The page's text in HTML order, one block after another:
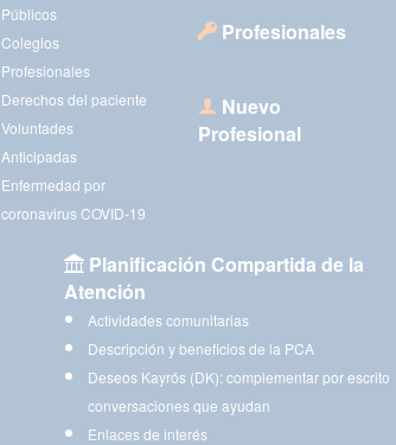
Públicos
Colegios
Profesionales
Derechos del paciente
Voluntades
Anticipadas
Enfermedad por
coronavirus COVID-19
Profesionales
Nuevo
Profesional
Planificación Compartida de la
Atención
Actividades comunitarias
Descripción y beneficios de la PCA
Deseos Kayrós (DK): complementar por escrito
conversaciones que ayudan
Enlaces de interés